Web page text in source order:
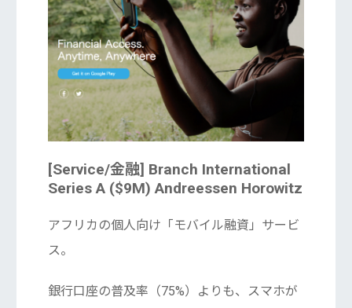
[Service/金融] Branch International
Series A ($9M) Andreessen Horowitz
アフリカの個人向け「モバイル融資」サービ
ス。
銀行口座の普及率（75%）よりも、スマホが